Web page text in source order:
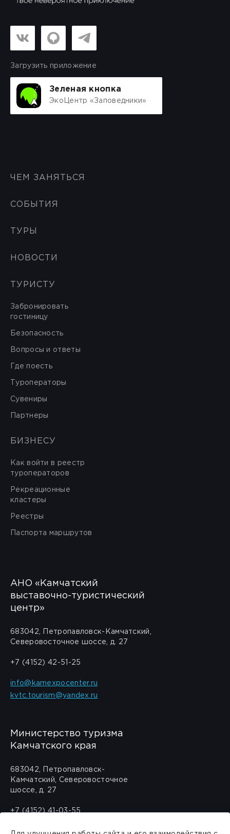
Загрузить приложение
Зеленая кнопка
ЭкоЦентр «Заповедники»
ЧЕМ ЗАНЯТЬСЯ
СОБЫТИЯ
ТУРЫ
НОВОСТИ
ТУРИСТУ
Забронировать
гостиницу
Безопасность
Вопросы и ответы
Где поесть
Туроператоры
Сувениры
Партнеры
БИЗНЕСУ
Как войти в реестр
туроператоров
Рекреационные
кластеры
Реестры
Паспорта маршрутов
АНО «Камчатский
выставочно-туристический
центр»
683042, Петропавловск-Камчатский,
Северовосточное шоссе, д. 27
+7 (4152) 42-51-25
info@kamexpocenter.ru
kvtc.tourism@yandex.ru
Министерство туризма
Камчатского края
683042, Петропавловск-
Камчатский, Северовосточное
шоссе, д. 27
+7 (4152) 41-03-55
travel@kamgov.ru